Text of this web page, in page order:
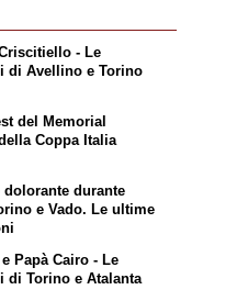
- Le
di Avellino e Torino
del Memorial
Coppa Italia
durante
e Vado. Le ultime
Papà Cairo - Le
di Torino e Atalanta